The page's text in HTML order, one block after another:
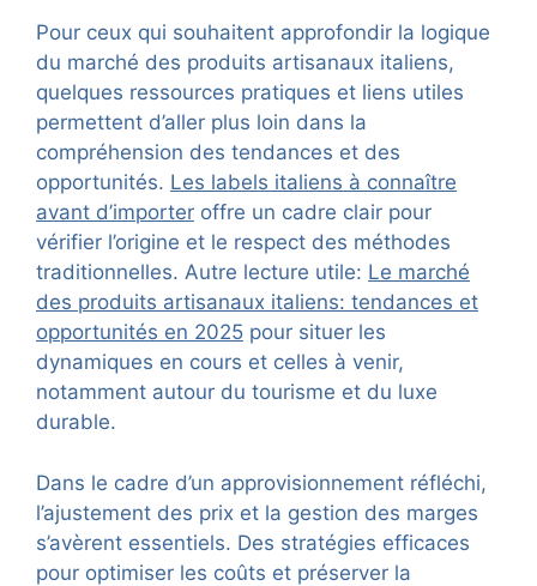
Pour ceux qui souhaitent approfondir la logique
du marché des produits artisanaux italiens,
quelques ressources pratiques et liens utiles
permettent d’aller plus loin dans la
compréhension des tendances et des
opportunités. Les labels italiens à connaître
avant d’importer offre un cadre clair pour
vérifier l’origine et le respect des méthodes
traditionnelles. Autre lecture utile: Le marché
des produits artisanaux italiens: tendances et
opportunités en 2025 pour situer les
dynamiques en cours et celles à venir,
notamment autour du tourisme et du luxe
durable.
Dans le cadre d’un approvisionnement réfléchi,
l’ajustement des prix et la gestion des marges
s’avèrent essentiels. Des stratégies efficaces
pour optimiser les coûts et préserver la